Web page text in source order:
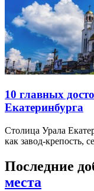
10 главных
Екатеринбурга
Столица Урала
как завод-крепость,
Последние
места